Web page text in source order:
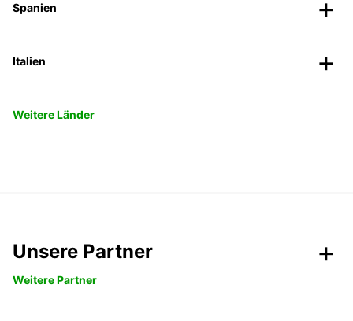
Spanien
Italien
Weitere Länder
Unsere Partner
Weitere Partner